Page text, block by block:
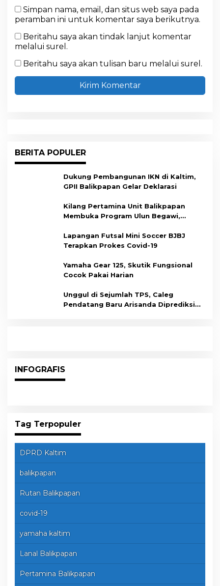
Simpan nama, email, dan situs web saya pada
peramban ini untuk komentar saya berikutnya.
Beritahu saya akan tindak lanjut komentar
melalui surel.
Beritahu saya akan tulisan baru melalui surel.
BERITA POPULER
Dukung Pembangunan IKN di Kaltim,
GPII Balikpapan Gelar Deklarasi
Kilang Pertamina Unit Balikpapan
Membuka Program Ulun Begawi,
Lapangan Futsal Mini Soccer BJBJ
Terapkan Prokes Covid-19
Yamaha Gear 125, Skutik Fungsional
Cocok Pakai Harian
Unggul di Sejumlah TPS, Caleg
Pendatang Baru Arisanda Diprediksi
INFOGRAFIS
Tag Terpopuler
DPRD Kaltim
balikpapan
Rutan Balikpapan
covid-19
yamaha kaltim
Lanal Balikpapan
Pertamina Balikpapan